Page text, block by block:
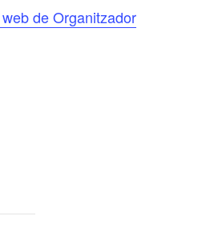
de Organitzador